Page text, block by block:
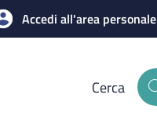
Accedi all'area personale
Cerca